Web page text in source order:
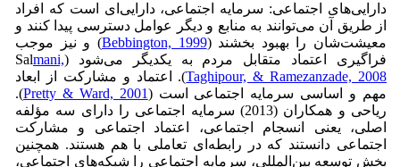
دارایی‌های اجتماعی: سرمایه اجتماعی، دارایی‌ای است که افراد
از طریق آن می‌توانند به منابع و دیگر عوامل دسترسی پیدا کنند و
معیشت‌شان را بهبود بخشند (Bebbington, 1999) و نیز موجب
فراگیری اعتماد متقابل مردم به یکدیگر می‌شود (Salmani,
Taghipour, & Ramezanzade, 2008). اعتماد و مشارکت از ابعاد
مهم و اساسی سرمایه اجتماعی است (Pretty & Ward, 2001
).
ریاحی و همکاران (2013) سرمایه اجتماعی را دارای سه مؤلفه
اصلی، یعنی انسجام اجتماعی، اعتماد اجتماعی و مشارکت
اجتماعی دانستند که در رابطه‌ای تعاملی با هم هستند. همچنین
بخش توسعه بین‌المللی، سرمایه اجتماعی را شبکه‌های اجتماعی،